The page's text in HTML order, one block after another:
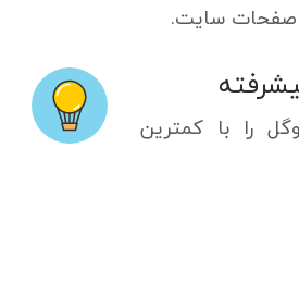
سایت.
را با کمترین